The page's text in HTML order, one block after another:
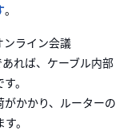
。
ンライン会議
れば、ケーブル内部
。
かかり、ルーターの
。